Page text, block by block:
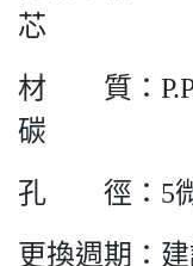
芯
材 質：P.P.
碳
孔 徑：5
更換週期：